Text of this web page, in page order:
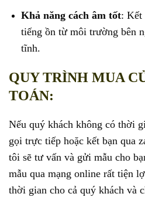
Khả năng cách âm tốt: Kết
tiếng ồn từ môi trường bên
tĩnh.
QUY TRÌNH MUA
TOÁN:
Nếu quý khách không có thời
gọi trực tiếp hoặc kết bạn qua
tôi sẽ tư vấn và gửi mẫu cho
mẫu qua mạng online rất tiện
thời gian cho cả quý khách và